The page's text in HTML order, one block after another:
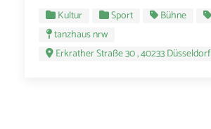
Kultur Sport Bühne
tanzhaus nrw
Erkrather Straße 30 , 40233 Düsseldorf